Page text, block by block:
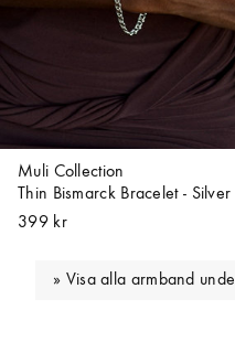
Muli Collection
Thin Bismarck Bracelet - Silver
399 kr
Visa alla armband